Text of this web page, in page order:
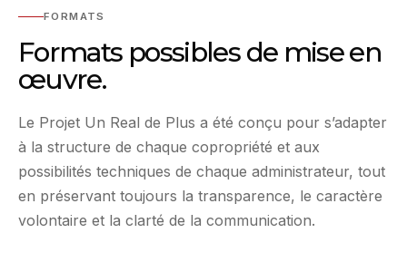
FORMATS
Formats possibles de mise en
œuvre.
Le Projet Un Real de Plus a été conçu pour s’adapter
à la structure de chaque copropriété et aux
possibilités techniques de chaque administrateur, tout
en préservant toujours la transparence, le caractère
volontaire et la clarté de la communication.